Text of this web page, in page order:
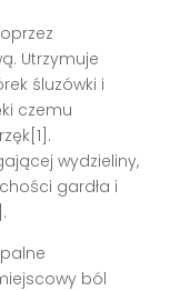
Utrzymuje
śluzówki i
czemu
wydzieliny,
gardła i
ból